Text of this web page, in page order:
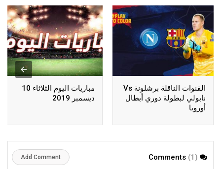
القنوات الناقلة برشلونة Vs
نابولي لبطولة دوري أبطال
أوروبا
مباريات اليوم الثلاثاء 10
ديسمبر 2019
(1)
Add Comment